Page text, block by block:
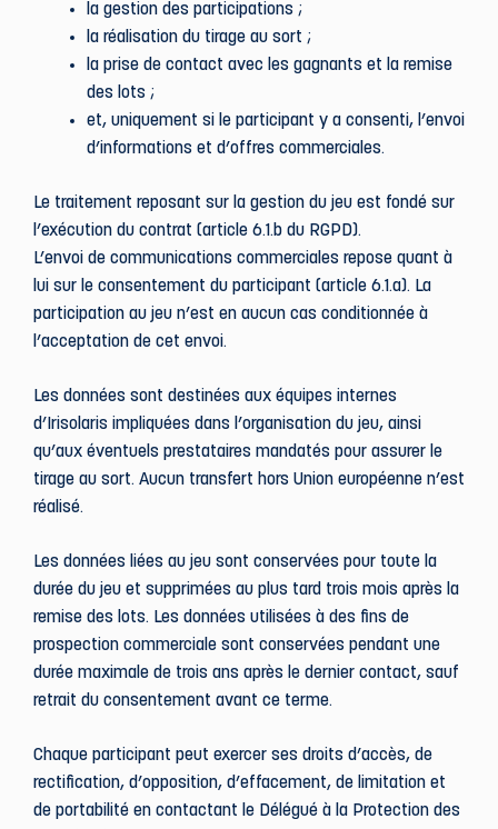
la gestion des participations ;
la réalisation du tirage au sort ;
la prise de contact avec les gagnants et la remise
des lots ;
et, uniquement si le participant y a consenti, l’envoi
d’informations et d’offres commerciales.
Le traitement reposant sur la gestion du jeu est fondé sur
l’exécution du contrat (article 6.1.b du RGPD).
L’envoi de communications commerciales repose quant à
lui sur le consentement du participant (article 6.1.a). La
participation au jeu n’est en aucun cas conditionnée à
l’acceptation de cet envoi.
Les données sont destinées aux équipes internes
d’Irisolaris impliquées dans l’organisation du jeu, ainsi
qu’aux éventuels prestataires mandatés pour assurer le
tirage au sort. Aucun transfert hors Union européenne n’est
réalisé.
Les données liées au jeu sont conservées pour toute la
durée du jeu et supprimées au plus tard trois mois après la
remise des lots. Les données utilisées à des fins de
prospection commerciale sont conservées pendant une
durée maximale de trois ans après le dernier contact, sauf
retrait du consentement avant ce terme.
Chaque participant peut exercer ses droits d’accès, de
rectification, d’opposition, d’effacement, de limitation et
de portabilité en contactant le Délégué à la Protection des